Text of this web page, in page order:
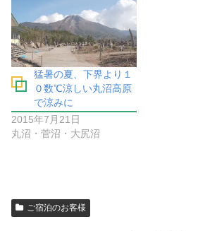
猛暑の夏、下界より１
０数℃涼しい丸沼高原
で涼みに
2015年7月21日
丸沼・菅沼・大尻沼
ご宿泊のお客様